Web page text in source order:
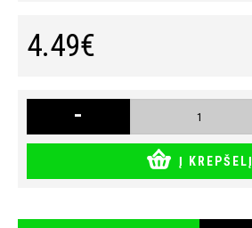
4.49€
-
Į KREPŠELĮ